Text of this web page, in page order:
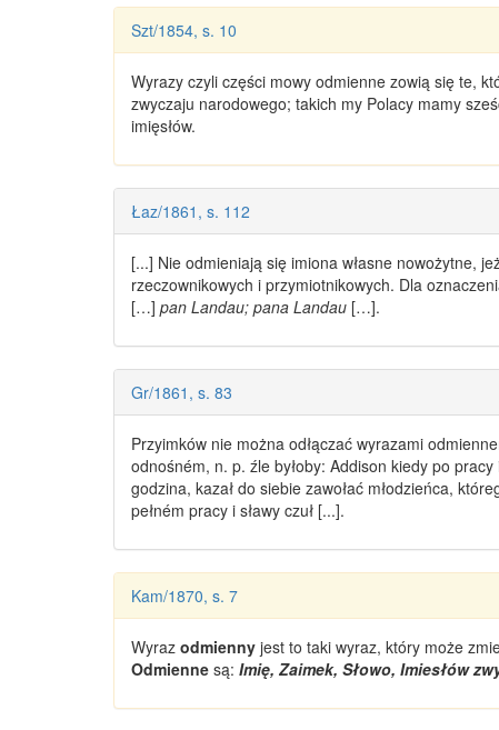
Szt/1854, s. 10
Wyrazy czyli części mowy odmienne zowią się te,
zwyczaju narodowego; takich my Polacy mamy
imięsłów.
Łaz/1861, s. 112
[...] Nie odmieniają się imiona własne nowożytne,
rzeczownikowych i przymiotnikowych. Dla
[…] pan Landau; pana Landau […].
Gr/1861, s. 83
Przyimków nie można odłączać wyrazami
odnośném, n. p. źle byłoby: Addison kiedy po
godzina, kazał do siebie zawołać młodzieńca,
pełném pracy i sławy czuł [...].
Kam/1870, s. 7
Wyraz odmienny jest to taki wyraz, który może
Odmienne są: Imię, Zaimek, Słowo, Imiesłów